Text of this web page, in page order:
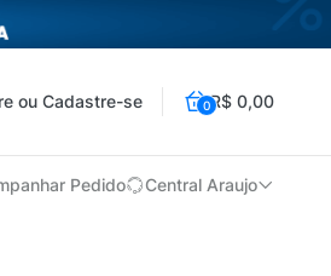
ou Cadastre-se 0R$ 0,00
Pedido Central Araujo